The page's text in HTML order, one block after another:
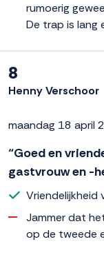
rumoerig
De trap is lang
8
Henny Verschoor
maandag 18 april
“Goed en
gastvrouw en -
Vriendelijkheid
Jammer dat
op de tweede